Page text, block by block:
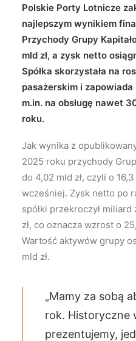
Polskie Porty Lotnicze
najlepszym wynikiem
Przychody Grupy
mld zł, a zysk netto
Spółka skorzystała na
pasażerskim i
m.in. na obsługę nawet
roku.
Jak wynika z
2025 roku przychody
do 4,02 mld zł, czyli o
wcześniej. Zysk netto po
spółki przekroczył miliard
zł, co oznacza wzrost o
Wartość aktywów grupy
mld zł.
„Mamy za sobą
rok. Historyczne
prezentujemy,